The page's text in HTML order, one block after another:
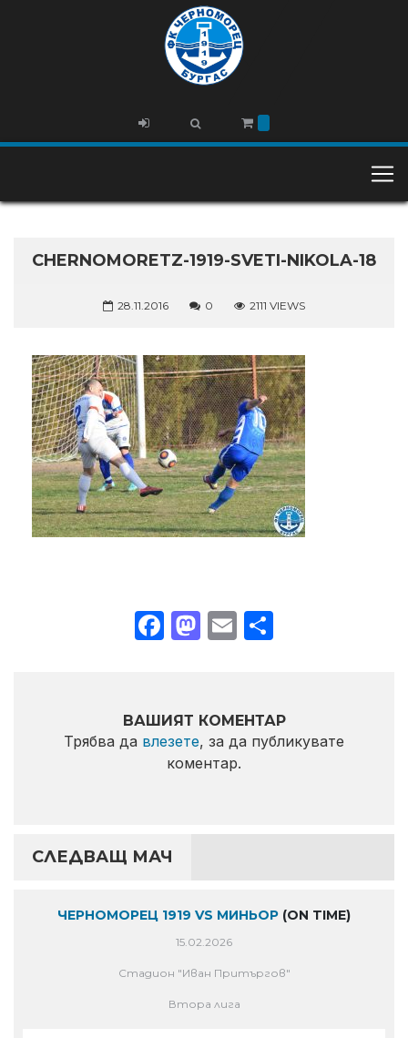
CHERNOMORETZ-1919-SVETI-NIKOLA-18
28.11.2016 0 2111 VIEWS
Facebook
Mastodon
Email
ВАШИЯТ КОМЕНТАР
Трябва да влезете, за да публикувате
коментар.
СЛЕДВАЩ МАЧ
ЧЕРНОМОРЕЦ 1919 VS МИНЬОР (ON TIME)
15.02.2026
Стадион "Иван Притъргов"
Втора лига